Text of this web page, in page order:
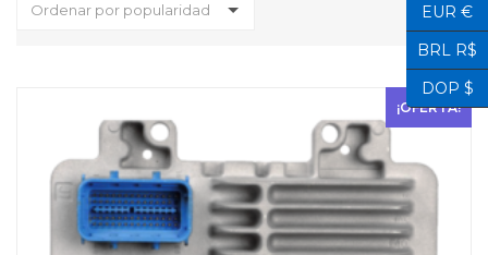
Ordenar por popularidad
¡OFERTA!
EUR €
BRL R$
DOP $